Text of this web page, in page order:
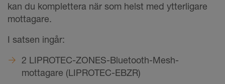
kan du komplettera när som helst med ytterligare
mottagare.
I satsen ingår:
2 LIPROTEC-ZONES-Bluetooth-Mesh-
mottagare (LIPROTEC-EBZR)